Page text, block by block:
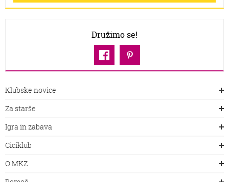
Družimo se!
Klubske novice
Za starše
Igra in zabava
Ciciklub
O MKZ